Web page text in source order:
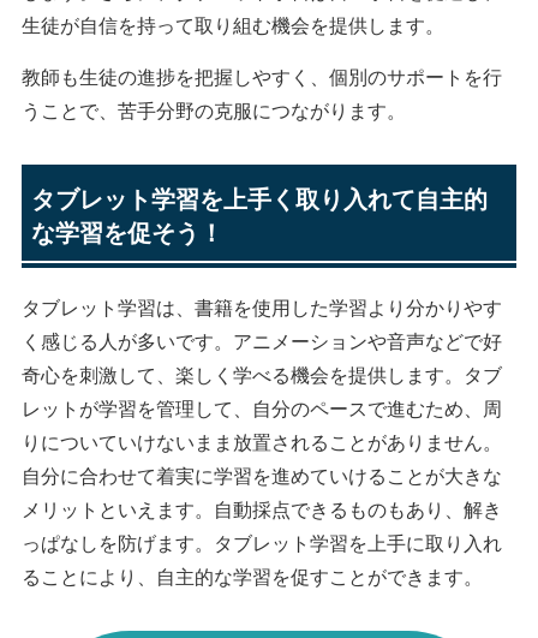
生徒が自信を持って取り組む機会を提供します。
教師も生徒の進捗を把握しやすく、個別のサポートを行
うことで、苦手分野の克服につながります。
タブレット学習を上手く取り入れて自主的
な学習を促そう！
タブレット学習は、書籍を使用した学習より分かりやす
く感じる人が多いです。アニメーションや音声などで好
奇心を刺激して、楽しく学べる機会を提供します。タブ
レットが学習を管理して、自分のペースで進むため、周
りについていけないまま放置されることがありません。
自分に合わせて着実に学習を進めていけることが大きな
メリットといえます。自動採点できるものもあり、解き
っぱなしを防げます。タブレット学習を上手に取り入れ
ることにより、自主的な学習を促すことができます。